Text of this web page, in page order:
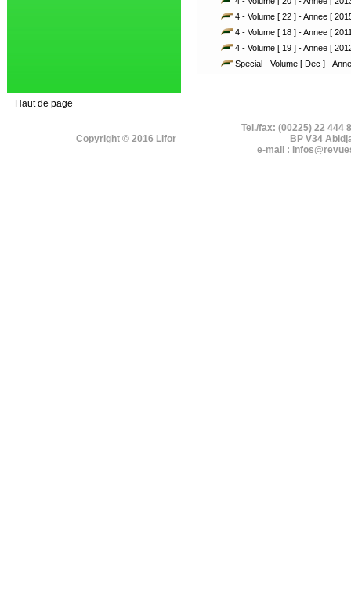
4 - Volume [ 22 ] - Annee [
4 - Volume [ 18 ] - Annee [
4 - Volume [ 19 ] - Annee [
Special - Volume [ Dec ] -
Haut de page
Copyright © 2016 Lifor
Tel./fax: (00225) 22 444
BP V34
e-mail :